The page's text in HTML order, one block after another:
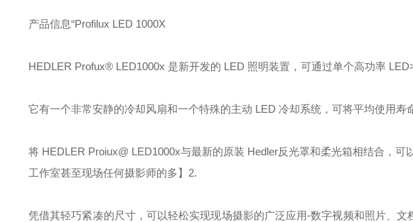
产品信息“Profilux LED 1000X
HEDLER Profux® LED1000x 是新开发的 LED 照明装置，可通过单个高功率
它有一个非常安静的冷却风扇和一个特殊的主动 LED 冷却系统，可将平均使用寿
将 HEDLER Proiux@ LED1000x与最新的原装 Hedler反光罩和柔光箱相结合，
工作室甚至现场任何摄影师的多】2.
凭借其轻巧紧凑的尺寸，可以轻松实现现场摄影的广泛应用-数字视频和照片、